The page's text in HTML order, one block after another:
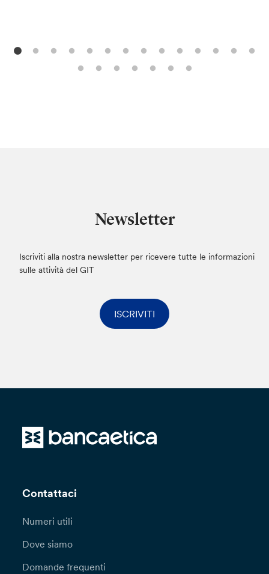
Newsletter
Iscriviti alla nostra newsletter per ricevere tutte le informazioni
sulle attività del GIT
ISCRIVITI
Contattaci
Numeri utili
Dove siamo
Domande frequenti